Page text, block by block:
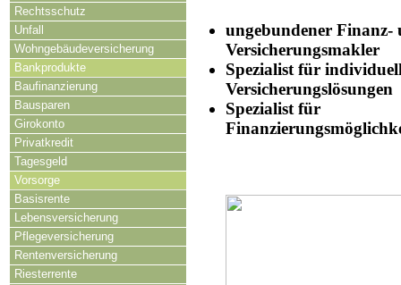
Rechtsschutz
Unfall
Wohngebäudeversicherung
Bankprodukte
Baufinanzierung
Bausparen
Girokonto
Privatkredit
Tagesgeld
Vorsorge
Basisrente
Lebensversicherung
Pflegeversicherung
Rentenversicherung
Riesterrente
ungebundener Finanz-
Versicherungsmakler
Spezialist für
Versicherungslösungen
Spezialist für